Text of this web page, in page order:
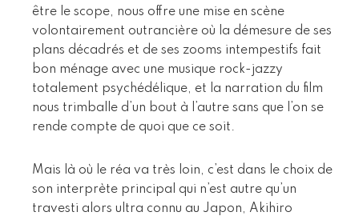
être le scope, nous offre une mise en scène
volontairement outrancière où la démesure de ses
plans décadrés et de ses zooms intempestifs fait
bon ménage avec une musique rock-jazzy
totalement psychédélique, et la narration du film
nous trimballe d’un bout à l’autre sans que l’on se
rende compte de quoi que ce soit.
Mais là où le réa va très loin, c’est dans le choix de
son interprète principal qui n’est autre qu’un
travesti alors ultra connu au Japon, Akihiro